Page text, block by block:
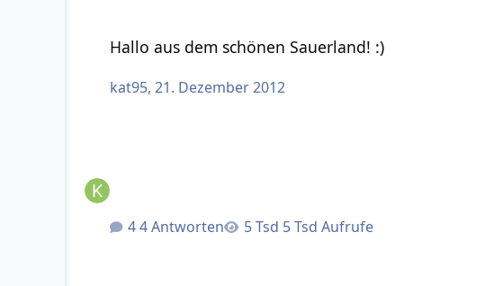
Hallo aus dem schönen Sauerland! :)
kat95,21. Dezember 2012
4 Antworten 5 Tsd Aufrufe